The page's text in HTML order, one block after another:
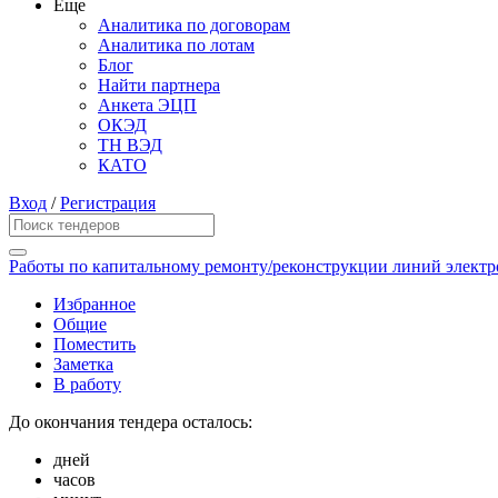
Еще
Аналитика по договорам
Аналитика по лотам
Блог
Найти партнера
Анкета ЭЦП
ОКЭД
ТН ВЭД
КАТО
Вход /Регистрация
Работы по капитальному ремонту/реконструкции линий
Избранное
Общие
Поместить
Заметка
В работу
До окончания тендера осталось:
дней
часов